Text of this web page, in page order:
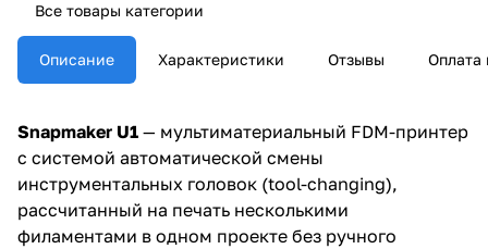
Все товары категории
Описание Характеристики Отзывы Оплата
Snapmaker U1 — мультиматериальный FDM-принтер
с системой автоматической смены
инструментальных головок (tool-changing),
рассчитанный на печать несколькими
филаментами в одном проекте без ручного